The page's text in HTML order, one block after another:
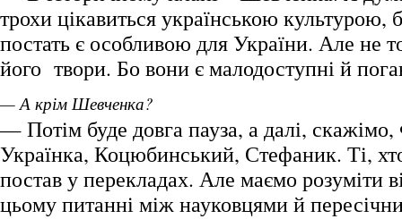
трохи цікавиться українською культурою,
постать є особливою для України. Але не
його твори. Бо вони є малодоступні й
— А крім Шевченка?
— Потім буде довга пауза, а далі,
Українка, Коцюбинський, Стефаник. Ті,
постав у перекладах. Але маємо розуміти
цьому питанні між науковцями й